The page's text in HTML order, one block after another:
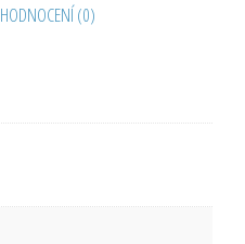
HODNOCENÍ (0)